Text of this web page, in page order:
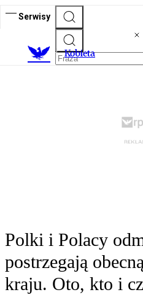
Serwisy
Kobieta
Polki i Polacy
postrzegają
kraju. Oto, kto i